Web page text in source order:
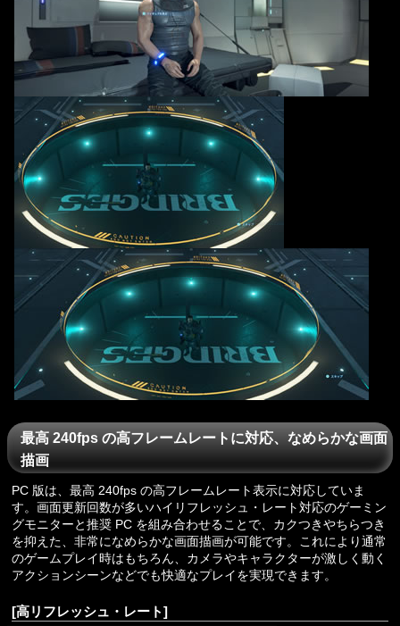
最高 240fps の高フレームレートに対応、なめらかな画面
描画
PC 版は、最高 240fps の高フレームレート表示に対応していま
す。画面更新回数が多いハイリフレッシュ・レート対応のゲーミン
グモニターと推奨 PC を組み合わせることで、カクつきやちらつき
を抑えた、非常になめらかな画面描画が可能です。これにより通常
のゲームプレイ時はもちろん、カメラやキャラクターが激しく動く
アクションシーンなどでも快適なプレイを実現できます。
[高リフレッシュ・レート]